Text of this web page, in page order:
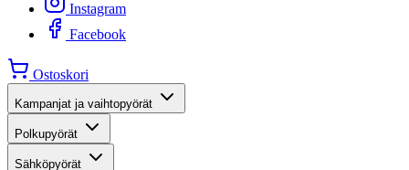
Instagram
Facebook
Ostoskori
Kampanjat ja vaihtopyörät
Polkupyörät
Sähköpyörät